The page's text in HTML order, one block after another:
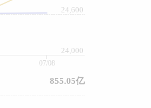
24,000
24,600
07/08
855.05亿